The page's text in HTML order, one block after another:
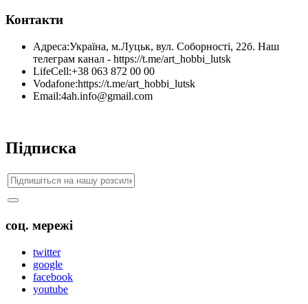
Контакти
Адреса:Україна, м.Луцьк, вул. Соборності, 22б. Наш
телеграм канал - https://t.me/art_hobbi_lutsk
LifeCell:+38 063 872 00 00
Vodafone:https://t.me/art_hobbi_lutsk
Email:4ah.info@gmail.com
Підписка
соц. мережі
twitter
google
facebook
youtube